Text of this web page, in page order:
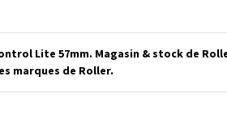
Lite 57mm. Magasin & stock de
marques de Roller.